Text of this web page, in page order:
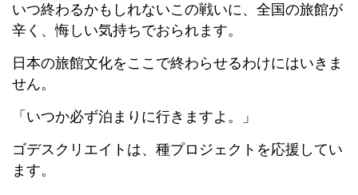
いつ終わるかもしれないこの戦いに、全国の旅館が
辛く、悔しい気持ちでおられます。
日本の旅館文化をここで終わらせるわけにはいきま
せん。
「いつか必ず泊まりに行きますよ。」
ゴデスクリエイトは、種プロジェクトを応援してい
ます。